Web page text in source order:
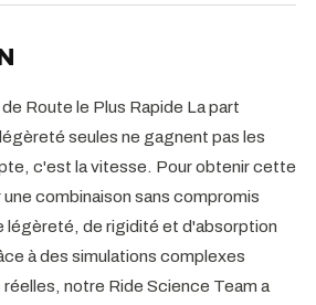
Route le Plus Rapide La part
seules ne gagnent pas les
c'est la vitesse. Pour obtenir cette
combinaison sans compromis
légèreté, de rigidité et d'absorption
à des simulations complexes
notre Ride Science Team a